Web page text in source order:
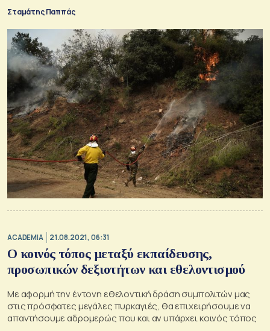
Σταμάτης Παππάς
ACADEMIA 21.08.2021, 06:31
O κοινός τόπος μεταξύ εκπαίδευσης,
προσωπικών δεξιοτήτων και εθελοντισμού
Με αφορμή την έντονη εθελοντική δράση συμπολιτών μας
στις πρόσφατες μεγάλες πυρκαγιές, θα επιχειρήσουμε να
απαντήσουμε αδρομερώς που και αν υπάρχει κοινός τόπος